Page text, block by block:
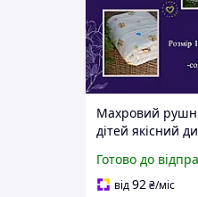
Махровий
дітей якісний
100х100
дитячий рушник
Готово до
від92₴/міс